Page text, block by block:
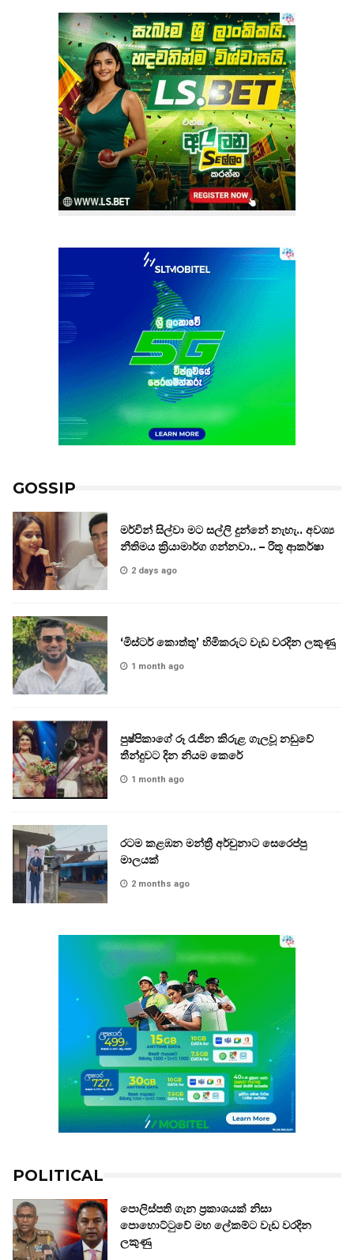
GOSSIP
මර්වින් සිල්වා මට සල්ලි දුන්නේ නැහැ.. අවශ්‍ය
නීතිමය ක්‍රියාමාර්ග ගන්නවා.. – රිතූ ආකර්ෂා
2 days ago
‘මිස්ටර් කොත්තු’ හිමිකරුට වැඩ වරදින ලකුණු
1 month ago
පුෂ්පිකාගේ රූ රැජින කිරුළ ගැලවූ නඩුවේ
තීන්දුවට දින නියම කෙරේ
1 month ago
රටම කළඹන මන්ත්‍රී අර්චුනාට සෙරෙප්පු
මාලයක්
2 months ago
POLITICAL
පොලිස්පති ගැන ප්‍රකාශයක් නිසා
පොහොට්ටුවේ මහ ලේකම්ට වැඩ වරදින
ලකුණු